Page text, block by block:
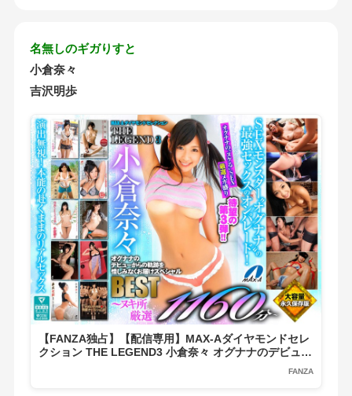
名無しのギガりすと
小倉奈々
吉沢明歩
【FANZA独占】【配信専用】MAX-Aダイヤモンドセレ
クション THE LEGEND3 小倉奈々 オグナナのデビュー
からの軌跡を惜しみなくお届けスペシャルBEST ～ヌキ
FANZA